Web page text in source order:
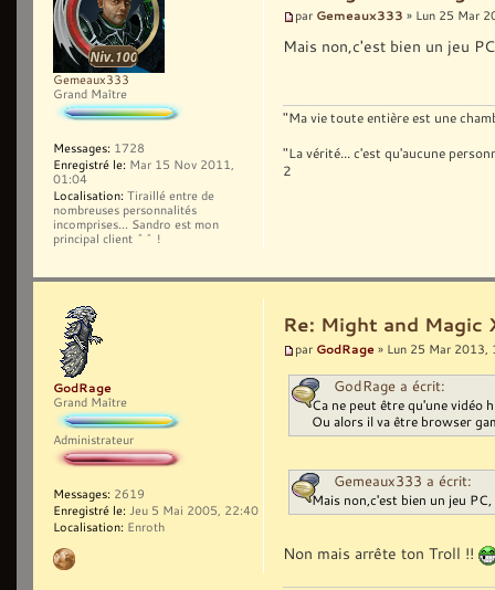
par Gemeaux333 » Lun 25 Mar
Mais non,c'est bien un jeu
"Ma vie toute entière est une
"La vérité... c'est qu'aucune
2
Gemeaux333
Grand Maître
Messages: 1728
Enregistré le: Mar 15 Nov 2011,
01:04
Localisation: Tiraillé entre de
nombreuses personnalités
incomprises... Sandro est mon
principal client ^^ !
Re: Might and Magic
par GodRage » Lun 25 Mar 2013,
GodRage a écrit:
Ca ne peut être qu'une vidéo
Ou alors il va être browser
Gemeaux333 a écrit:
Mais non,c'est bien un jeu
Non mais arrête ton Troll !!
GodRage
Grand Maître
Administrateur
Messages: 2619
Enregistré le: Jeu 5 Mai 2005, 22:40
Localisation: Enroth